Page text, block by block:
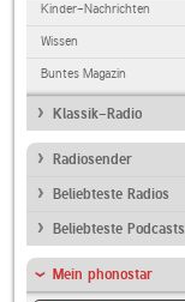
Kinder-Nachrichten
Wissen
Buntes Magazin
Klassik-Radio
Radiosender
Beliebteste Radios
Beliebteste Podcasts
Mein phonostar
in Progress